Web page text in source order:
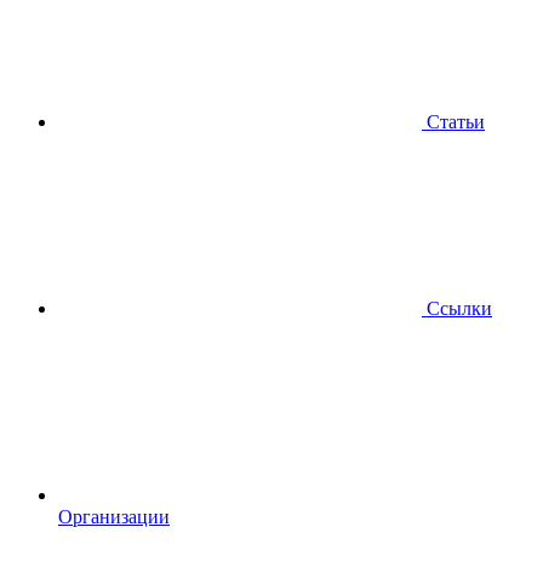
Статьи
Ссылки
Организации